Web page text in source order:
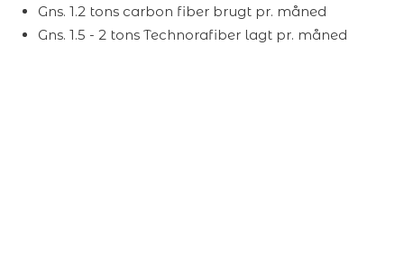
Gns. 1.2 tons carbon fiber brugt pr. måned
Gns. 1.5 - 2 tons Technorafiber lagt pr. måned​